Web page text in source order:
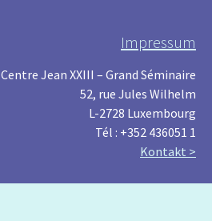
Impressum
Centre Jean XXIII – Grand Séminaire
52, rue Jules Wilhelm
L-2728 Luxembourg
Tél : +352 436051 1
Kontakt >